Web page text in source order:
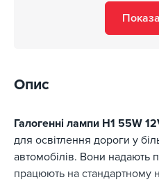
Опис
Галогенні лампи H1 55W
для освітлення дороги у
автомобілів. Вони надають
працюють на стандартному